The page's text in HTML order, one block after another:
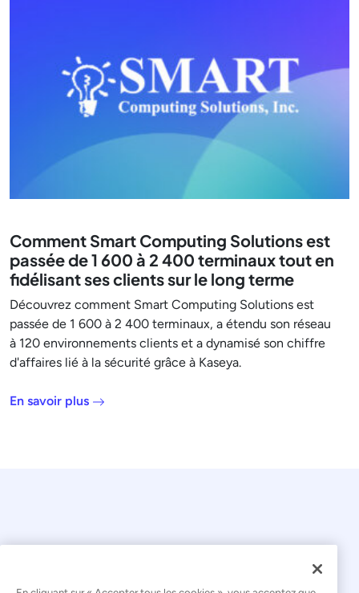
Comment Smart Computing Solutions est
passée de 1 600 à 2 400 terminaux tout en
fidélisant ses clients sur le long terme
Découvrez comment Smart Computing Solutions est
passée de 1 600 à 2 400 terminaux, a étendu son réseau
à 120 environnements clients et a dynamisé son chiffre
d'affaires lié à la sécurité grâce à Kaseya.
En savoir plus